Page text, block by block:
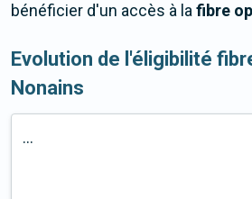
bénéficier d'un accès à lafibre
Evolution de l'éligibilité
Nonains
...